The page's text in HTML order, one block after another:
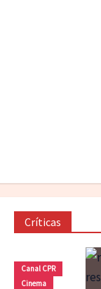
Críticas
Canal CPR
Cinema